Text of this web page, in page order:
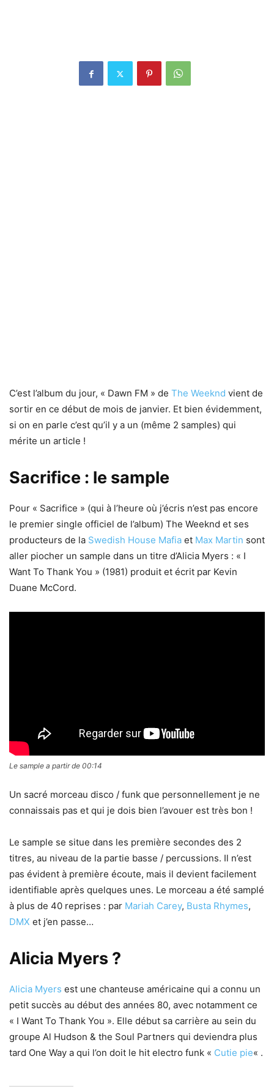
C’est l’album du jour, « Dawn FM » de The Weeknd vient de
sortir en ce début de mois de janvier. Et bien évidemment,
si on en parle c’est qu’il y a un (même 2 samples) qui
mérite un article !
Sacrifice : le sample
Pour « Sacrifice » (qui à l’heure où j’écris n’est pas encore
le premier single officiel de l’album) The Weeknd et ses
producteurs de la Swedish House Mafia et Max Martin sont
aller piocher un sample dans un titre d’Alicia Myers : « I
Want To Thank You » (1981) produit et écrit par Kevin
Duane McCord.
Le sample a partir de 00:14
Un sacré morceau disco / funk que personnellement je ne
connaissais pas et qui je dois bien l’avouer est très bon !
Le sample se situe dans les première secondes des 2
titres, au niveau de la partie basse / percussions. Il n’est
pas évident à première écoute, mais il devient facilement
identifiable après quelques unes. Le morceau a été samplé
à plus de 40 reprises : par Mariah Carey, Busta Rhymes,
DMX et j’en passe…
Alicia Myers ?
Alicia Myers est une chanteuse américaine qui a connu un
petit succès au début des années 80, avec notamment ce
« I Want To Thank You ». Elle début sa carrière au sein du
groupe Al Hudson & the Soul Partners qui deviendra plus
tard One Way a qui l’on doit le hit electro funk « Cutie pie« .